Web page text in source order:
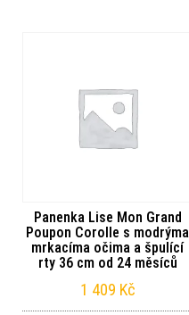
Panenka Lise Mon Grand
Poupon Corolle s modrýma
mrkacíma očima a špulící
rty 36 cm od 24 měsíců
1 409 Kč